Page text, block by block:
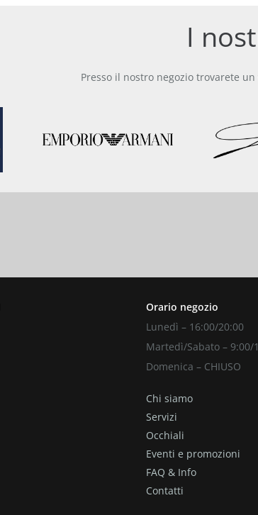
I
Presso il nostro negozio trovarete
Orario negozio
Lunedì – 16:00/20:00
Martedì/Sabato – 9:00/
Domenica – CHIUSO
Chi siamo
Servizi
Occhiali
Eventi e promozioni
FAQ & Info
Contatti